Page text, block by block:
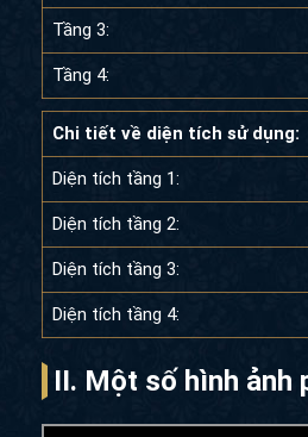
Tầng 3:
Tầng 4:
Chi tiết về diện tích sử dụng:
Diện tích tầng 1:
Diện tích tầng 2:
Diện tích tầng 3:
Diện tích tầng 4:
II. Một số hình ảnh